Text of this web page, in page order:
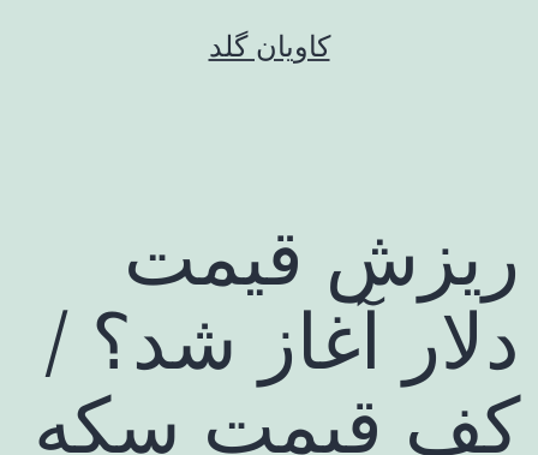
کاویان گلد
ریزش قیمت
دلار آغاز شد؟ /
کف قیمت سکه